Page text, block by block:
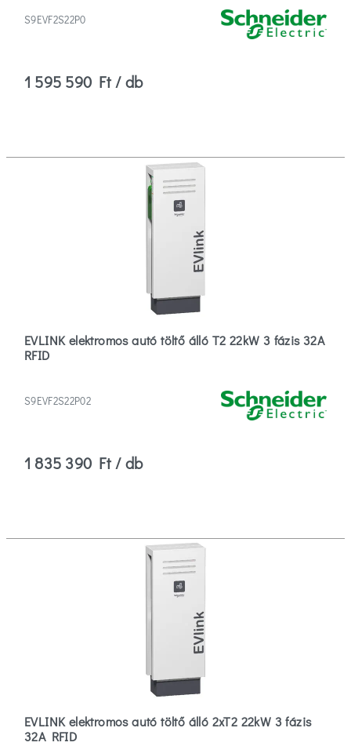
S9EVF2S22P0
1 595 590 Ft / db
EVLINK elektromos autó töltő álló T2 22kW 3 fázis 32A
RFID
S9EVF2S22P02
1 835 390 Ft / db
EVLINK elektromos autó töltő álló 2xT2 22kW 3 fázis
32A RFID